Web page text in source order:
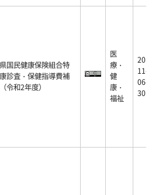
国民健康保険組合特
診査・保健指導費補
令和2年度）
医
療・
健
康・
福祉
20
11-
06-
30